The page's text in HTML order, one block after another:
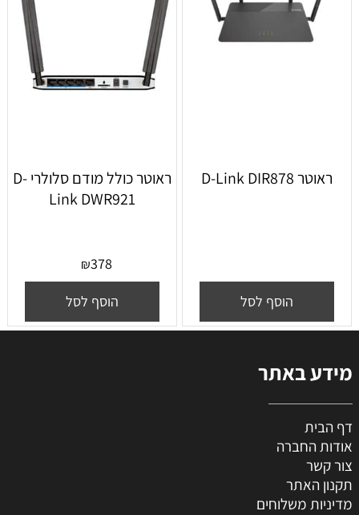
‏ראוטר D-Link DIR878
הוסף לסל
‏ראוטר כולל מודם סלולרי D-
Link DWR921
₪378
הוסף לסל
מידע באתר
דף הבית
אודות החברה
צור קשר
תקנון האתר
מדיניות משלוחים